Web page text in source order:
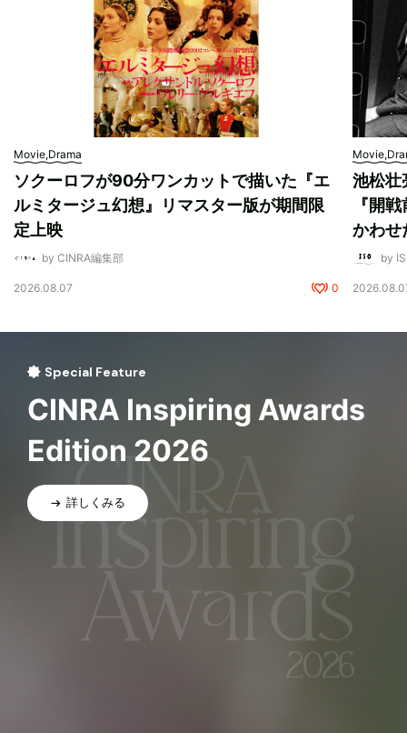
Movie,Drama
ソクーロフが90分ワンカットで描いた『エ
ルミタージュ幻想』リマスター版が期間限
定上映
by CINRA編集部
2026.08.07 0
池松壮
『開
かわせ
by
Special Feature
CINRA Inspiring Awards
Edition 2026
詳しくみる